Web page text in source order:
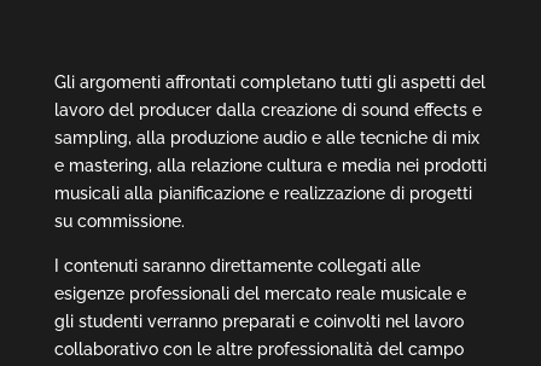
Gli argomenti affrontati completano tutti gli aspetti del
lavoro del producer dalla creazione di sound effects e
sampling, alla produzione audio e alle tecniche di mix
e mastering, alla relazione cultura e media nei prodotti
musicali alla pianificazione e realizzazione di progetti
su commissione.
I contenuti saranno direttamente collegati alle
esigenze professionali del mercato reale musicale e
gli studenti verranno preparati e coinvolti nel lavoro
collaborativo con le altre professionalità del campo